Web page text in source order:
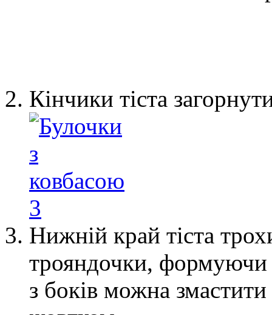
Кінчики тіста
Нижній край тіста
трояндочки, формуючи
з боків можна